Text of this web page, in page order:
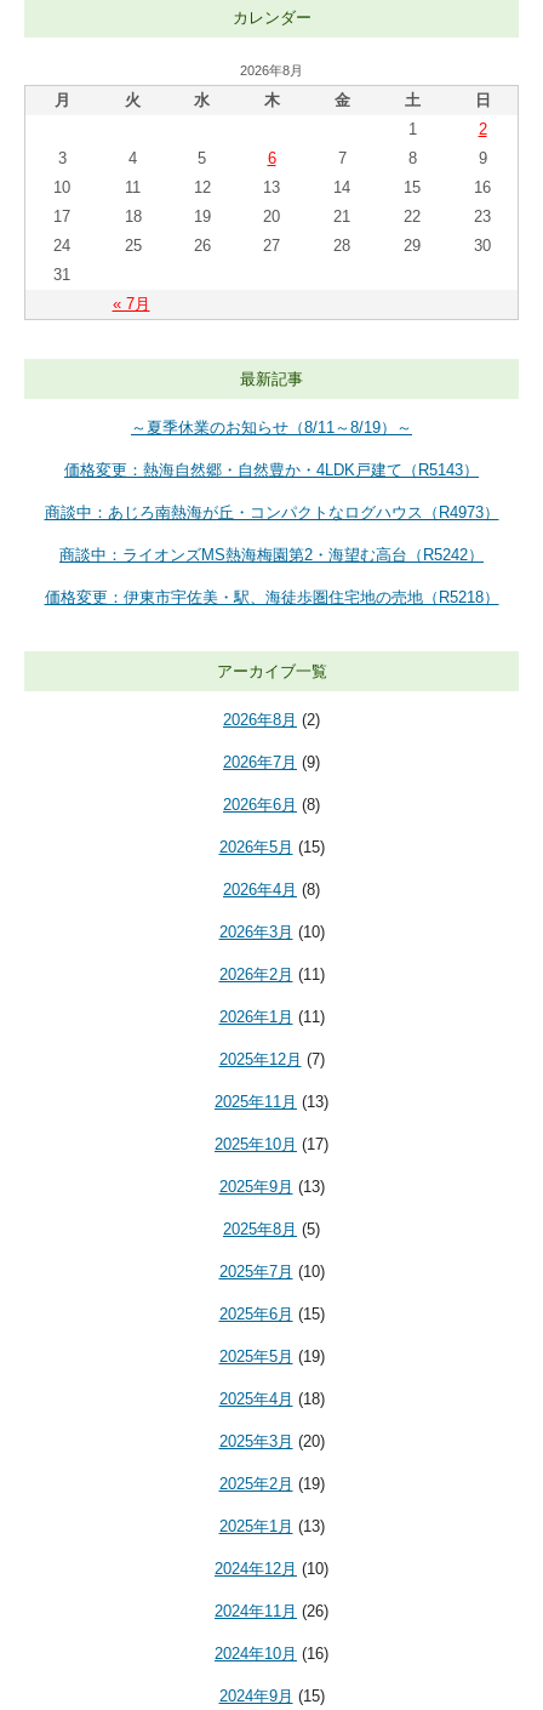
カレンダー
2026年8月
月 火 水 木 金 土 日
« 7月
1
2
3
4 5 6 7 8
9
10
11 12 13 14 15
16
17
18 19 20 21 22
23
24
25 26 27 28 29
30
31
最新記事
～夏季休業のお知らせ（8/11～8/19）～
価格変更：熱海自然郷・自然豊か・4LDK戸建て（R5143）
商談中：あじろ南熱海が丘・コンパクトなログハウス（R4973）
商談中：ライオンズMS熱海梅園第2・海望む高台（R5242）
価格変更：伊東市宇佐美・駅、海徒歩圏住宅地の売地（R5218）
アーカイブ一覧
2026年8月 (2)
2026年7月 (9)
2026年6月 (8)
2026年5月 (15)
2026年4月 (8)
2026年3月 (10)
2026年2月 (11)
2026年1月 (11)
2025年12月 (7)
2025年11月 (13)
2025年10月 (17)
2025年9月 (13)
2025年8月 (5)
2025年7月 (10)
2025年6月 (15)
2025年5月 (19)
2025年4月 (18)
2025年3月 (20)
2025年2月 (19)
2025年1月 (13)
2024年12月 (10)
2024年11月 (26)
2024年10月 (16)
2024年9月 (15)